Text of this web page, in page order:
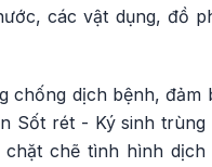
các vật dụng, đồ
chống dịch bệnh,
Sốt rét - Ký sinh
chẽ tình hình